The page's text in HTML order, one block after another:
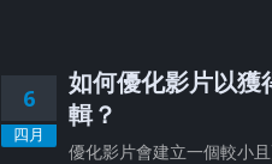
6
四月
如何優化影片以獲
輯？
優化影片會建立一個較小